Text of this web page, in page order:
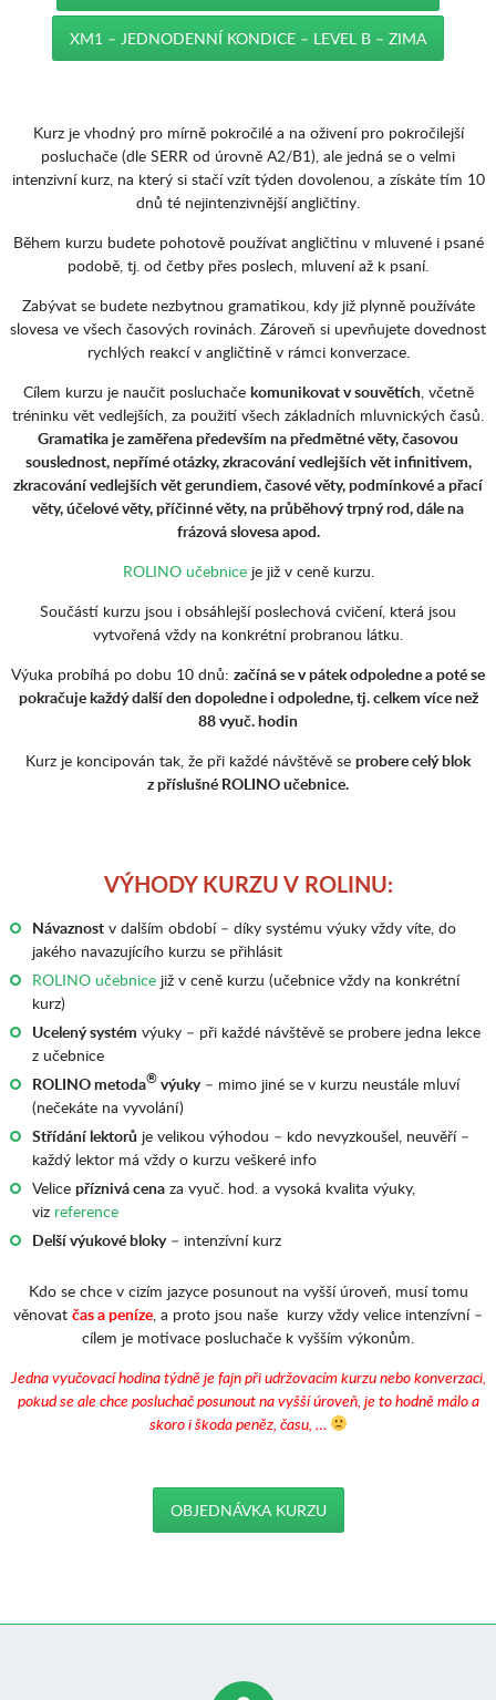
XM1 – JEDNODENNÍ KONDICE – LEVEL B – ZIMA
Kurz je vhodný pro mírně pokročilé a na oživení pro pokročilejší
posluchače (dle SERR od úrovně A2/B1), ale jedná se o velmi
intenzivní kurz, na který si stačí vzít týden dovolenou, a získáte tím 10
dnů té nejintenzivnější angličtiny.
Během kurzu budete pohotově používat angličtinu v mluvené i psané
podobě, tj. od četby přes poslech, mluvení až k psaní.
Zabývat se budete nezbytnou gramatikou, kdy již plynně používáte
slovesa ve všech časových rovinách. Zároveň si upevňujete dovednost
rychlých reakcí v angličtině v rámci konverzace.
Cílem kurzu je naučit posluchače komunikovat v souvětích, včetně
tréninku vět vedlejších, za použití všech základních mluvnických časů.
Gramatika je zaměřena především na předmětné věty, časovou
souslednost, nepřímé otázky, zkracování vedlejších vět infinitivem,
zkracování vedlejších vět gerundiem, časové věty, podmínkové a přací
věty, účelové věty, příčinné věty, na průběhový trpný rod, dále na
frázová slovesa apod.
ROLINO učebniceje již v ceně kurzu.
Součástí kurzu jsou i obsáhlejší poslechová cvičení, která jsou
vytvořená vždy na konkrétní probranou látku.
Výuka probíhá po dobu 10 dnů: začíná se v pátek odpoledne a poté se
pokračuje každý další den dopoledne i odpoledne, tj. celkem více než
88 vyuč. hodin
Kurz je koncipován tak, že při každé návštěvě se probere celý blok
z příslušné ROLINO učebnice.
VÝHODY KURZU V ROLINU:
Návaznostv dalším období – díky systému výuky vždy víte, do
jakého navazujícího kurzu se přihlásit
ROLINO učebnicejiž v ceně kurzu (učebnice vždy na konkrétní
kurz)
Ucelený systém výuky – při každé návštěvě se probere jedna lekce
z učebnice
ROLINO metoda®výuky– mimo jiné se v kurzu neustále mluví
(nečekáte na vyvolání)
Střídání lektorů je velikou výhodou – kdo nevyzkoušel, neuvěří –
každý lektor má vždy o kurzu veškeré info
Velice příznivá cenaza vyuč. hod. a vysoká kvalita výuky,
viz reference
Delší výukové bloky– intenzívní kurz
Kdo se chce v cizím jazyce posunout na vyšší úroveň, musí tomu
věnovat čas a peníze, a proto jsou naše kurzy vždy velice intenzívní –
cílem je motivace posluchače k vyšším výkonům.
Jedna vyučovací hodina týdně je fajn při udržovacím kurzu nebo konverzaci,
pokud se ale chce posluchač posunout na vyšší úroveň, je to hodně málo a
skoro i škoda peněz, času, …
OBJEDNÁVKA KURZU